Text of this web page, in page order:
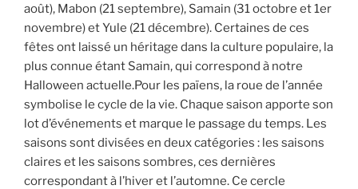
août), Mabon (21 septembre), Samain (31 octobre et 1er
novembre) et Yule (21 décembre). Certaines de ces
fêtes ont laissé un héritage dans la culture populaire, la
plus connue étant Samain, qui correspond à notre
Halloween actuelle.Pour les païens, la roue de l’année
symbolise le cycle de la vie. Chaque saison apporte son
lot d’événements et marque le passage du temps. Les
saisons sont divisées en deux catégories : les saisons
claires et les saisons sombres, ces dernières
correspondant à l’hiver et l’automne. Ce cercle